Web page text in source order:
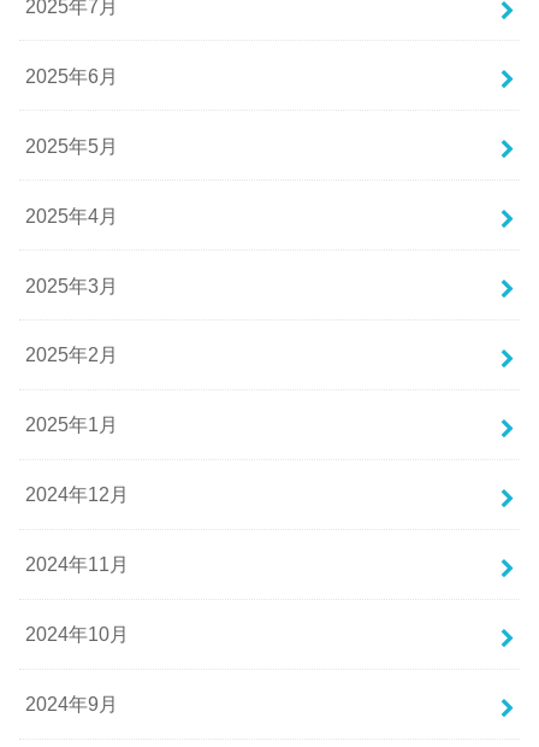
2025年7月
2025年6月
2025年5月
2025年4月
2025年3月
2025年2月
2025年1月
2024年12月
2024年11月
2024年10月
2024年9月